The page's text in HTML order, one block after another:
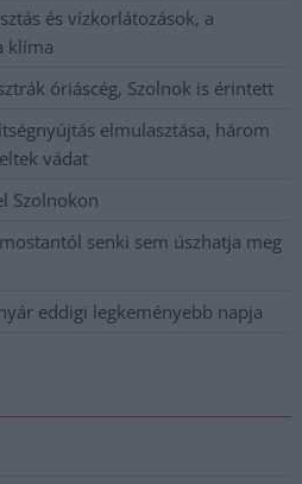
és vízkorlátozások, a
klíma
óriáscég, Szolnok is érintett
elmulasztása, három
vádat
Szolnokon
senki sem úszhatja meg
eddigi legkeményebb napja